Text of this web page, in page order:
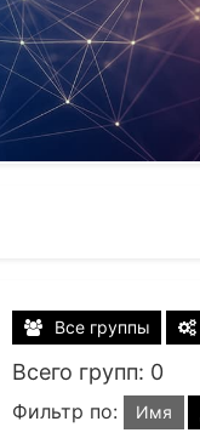
Все группы
Всего групп: 0
Фильтр по: Имя